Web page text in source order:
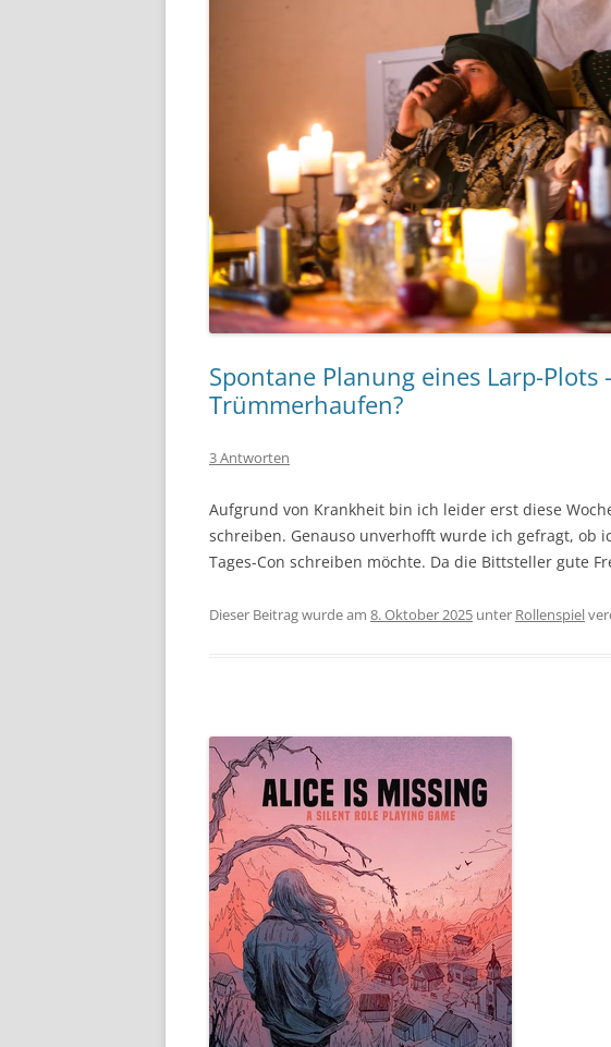
Spontane Planung eines Larp-Plots
Trümmerhaufen?
3 Antworten
Aufgrund von Krankheit bin ich leider erst diese
schreiben. Genauso unverhofft wurde ich gefragt, ob
Tages-Con schreiben möchte. Da die Bittsteller gute
Dieser Beitrag wurde am 8. Oktober 2025 unter Rollenspiel